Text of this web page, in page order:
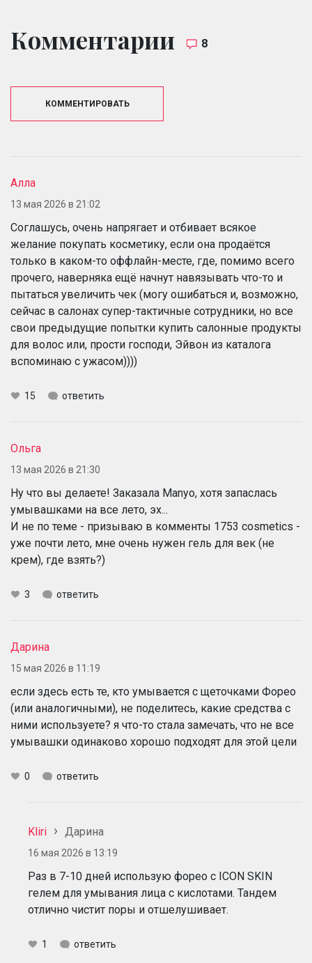
Комментарии 8
КОММЕНТИРОВАТЬ
Алла
13 мая 2026 в 21:02
Соглашусь, очень напрягает и отбивает всякое
желание покупать косметику, если она продаётся
только в каком-то оффлайн-месте, где, помимо всего
прочего, наверняка ещё начнут навязывать что-то и
пытаться увеличить чек (могу ошибаться и, возможно,
сейчас в салонах супер-тактичные сотрудники, но все
свои предыдущие попытки купить салонные продукты
для волос или, прости господи, Эйвон из каталога
вспоминаю с ужасом))))
15 ответить
Ольга
13 мая 2026 в 21:30
Ну что вы делаете! Заказала Manyo, хотя запаслась
умывашками на все лето, эх...
И не по теме - призываю в комменты 1753 cosmetics -
уже почти лето, мне очень нужен гель для век (не
крем), где взять?)
3 ответить
Дарина
15 мая 2026 в 11:19
если здесь есть те, кто умывается с щеточками Форео
(или аналогичными), не поделитесь, какие средства с
ними используете? я что-то стала замечать, что не все
умывашки одинаково хорошо подходят для этой цели
0 ответить
Kliri Дарина
16 мая 2026 в 13:19
Раз в 7-10 дней использую форео с ICON SKIN
гелем для умывания лица с кислотами. Тандем
отлично чистит поры и отшелушивает.
1 ответить